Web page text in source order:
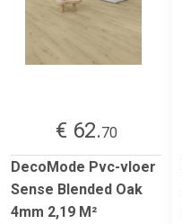
€ 62.70
DecoMode Pvc-vloer
Sense Blended Oak
4mm 2,19 M²